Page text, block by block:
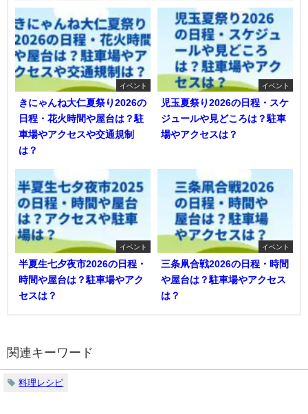
イベント
きにゃんね大仁夏祭り2026の
日程・花火時間や屋台は？駐
車場やアクセスや交通規制
は？
イベント
児玉夏祭り2026の日程・スケ
ジュールや見どころは？駐車
場やアクセスは？
イベント
半夏生七夕夜市2026の日程・
時間や屋台は？駐車場やアク
セスは？
イベント
三条凧合戦2026の日程・時間
や屋台は？駐車場やアクセス
は？
関連キーワード
料理レシピ